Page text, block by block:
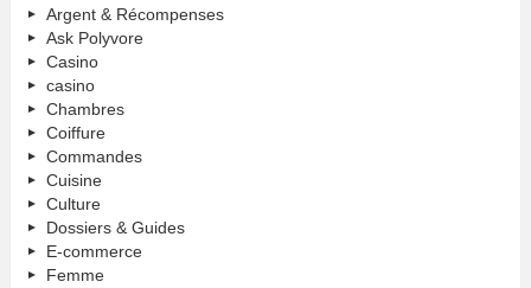
Argent & Récompenses
Ask Polyvore
Casino
casino
Chambres
Coiffure
Commandes
Cuisine
Culture
Dossiers & Guides
E-commerce
Femme